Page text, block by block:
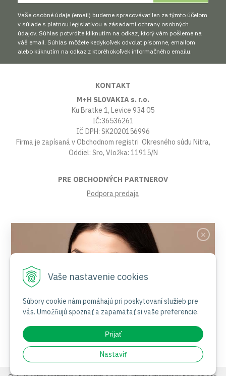
Vaše nastavenie cookies
Súbory cookie nám pomáhajú pri poskytovaní služieb pre
vás. Umožňujú spoznať a zapamätať si vaše preferencie.
Prijať
Nastaviť
Vaše osobné údaje (email) budeme spracovávať len za týmto účelom
v súlade s platnou legislatívou a zásadami ochrany osobných
údajov. Súhlas potvrdíte kliknutím na odkaz, ktorý vám pošleme na
váš email. Súhlas môžete kedykoľvek odvolať písomne, emailom
alebo kliknutím na odkaz z ktoréhokoľvek informačného emailu.
KONTAKT
M+H SLOVAKIA s. r.o.
Ku Bratke 1, Levice 934 05
IČ:36536261
IČ DPH: SK2020156996
Firma je zapísaná v Obchodnom registri Okresného súdu Nitra,
Oddiel: Sro, Vložka: 11915/N
PRE OBCHODNÝCH PARTNEROV
Podpora predaja
VŠETKO O NÁKUPE
Obchodné podmienky
Platby a poštovné
Ochrana osobných údajov
Certifikáty
NAŠE SOCIÁLNE SIETE
Jemnosť nesie jas
Nakupovať